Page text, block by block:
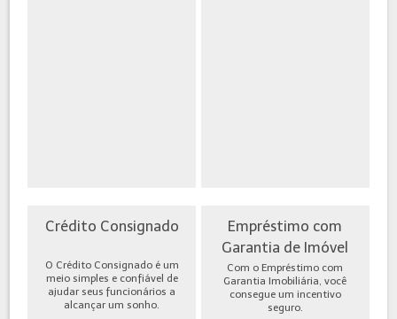
Crédito Consignado
O Crédito Consignado é um
meio simples e confiável de
ajudar seus funcionários a
alcançar um sonho.
Empréstimo com
Garantia de Imóvel
Com o Empréstimo com
Garantia Imobiliária, você
consegue um incentivo
seguro.